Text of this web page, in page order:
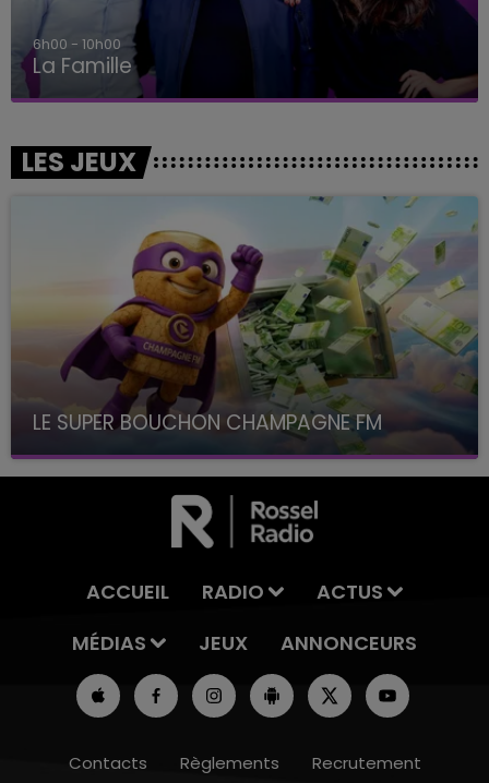
6h00 - 10h00
La Famille
LES JEUX
LE SUPER BOUCHON CHAMPAGNE FM
avec La Famille Champagne FM, à 8H10
ACCUEIL RADIO
ACTUS
MÉDIAS
JEUX ANNONCEURS
Contacts Règlements Recrutement